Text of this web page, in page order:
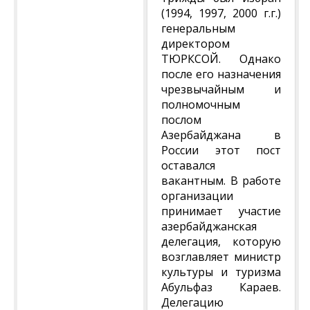
(1994, 1997, 2000 г.г.)
генеральным
директором
ТЮРКСОЙ. Однако
после его назначения
чрезвычайным и
полномочным
послом
Азербайджана в
России этот пост
оставался
вакантным. В работе
организации
принимает участие
азербайджанская
делегация, которую
возглавляет министр
культуры и туризма
Абульфаз Караев.
Делегацию